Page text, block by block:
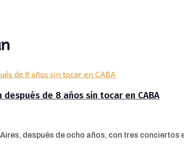
de 8 años sin tocar en CABA
después de ocho años, con tres conciertos